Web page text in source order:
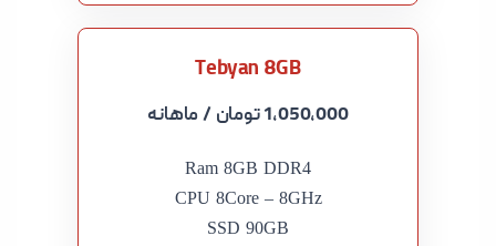
Tebyan 8GB
1,050,000 تومان / ماهانه
Ram 8GB DDR4
CPU 8Core – 8GHz
SSD 90GB